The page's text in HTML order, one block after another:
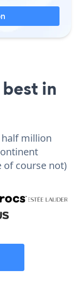
in
half million
of course not)